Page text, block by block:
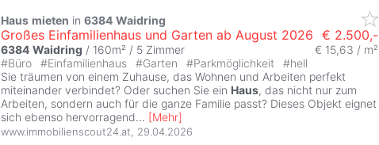
Haus mieten in 6384 Waidring
Großes Einfamilienhaus und Garten ab August 2026 € 2.500,-
6384 Waidring / 160m² / 5 Zimmer
€ 15,63 / m²
#Büro #Einfamilienhaus #Garten #Parkmöglichkeit #hell
Sie träumen von einem Zuhause, das Wohnen und Arbeiten perfekt
miteinander verbindet? Oder suchen Sie ein Haus, das nicht nur zum
Arbeiten, sondern auch für die ganze Familie passt? Dieses Objekt eignet
sich ebenso hervorragend... [Mehr]
www.immobilienscout24.at, 29.04.2026